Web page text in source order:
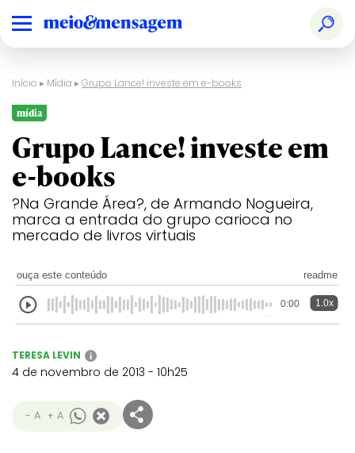
Início ▸ Mídia ▸Grupo Lance! investe em e-books
mídia
Grupo Lance! investe em
e-books
?Na Grande Área?, de Armando Nogueira,
marca a entrada do grupo carioca no
mercado de livros virtuais
ouça este conteúdo readme
0:00 1.0x
TERESA LEVIN i
4 de novembro de 2013 - 10h25
- A + A